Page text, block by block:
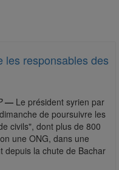
les responsables des
— Le président syrien par
de poursuivre les
civils", dont plus de 800
une ONG, dans une
depuis la chute de Bachar